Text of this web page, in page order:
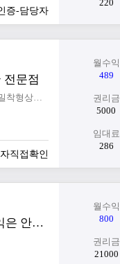
증-담당자
220
전문점
#신축급상가 #28층복합상가 #1층매장 #프랜차이즈창업 #즉시운영가능 #시설완비매장 #생활밀착형상권 #안정적인창업
직접확인
월수익
489
권리금
5000
임대료
286
[인천][분식] 재방문율 높은 매장! 세미오토 운영으로 부담은 낮추고, 수익은 안정적으로!
월수익
800
권리금
21000